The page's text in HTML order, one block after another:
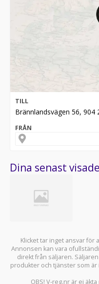
TILL
Brännlandsvägen 56, 904
FRÅN
Dina senast
Klicket tar inget ansvar
Annonsen kan vara
direkt från säljaren.
produkter och tjänster som är
OBS! V-reg.nr är ej